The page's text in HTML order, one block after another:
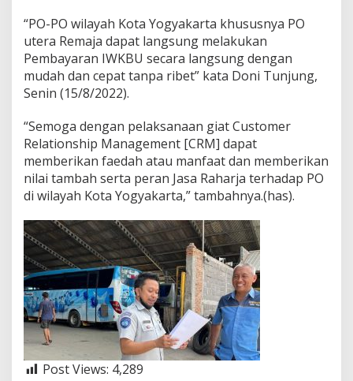
“PO-PO wilayah Kota Yogyakarta khususnya PO
utera Remaja dapat langsung melakukan
Pembayaran IWKBU secara langsung dengan
mudah dan cepat tanpa ribet” kata Doni Tunjung,
Senin (15/8/2022).
“Semoga dengan pelaksanaan giat Customer
Relationship Management [CRM] dapat
memberikan faedah atau manfaat dan memberikan
nilai tambah serta peran Jasa Raharja terhadap PO
di wilayah Kota Yogyakarta,” tambahnya.(has).
Post Views: 4,289